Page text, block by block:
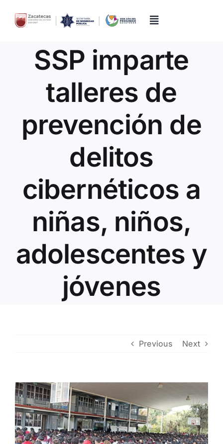
content
Toggle
Quiénes Somos
Trámites y Servicios
Transparencia
SSP imparte
talleres de
prevención de
delitos
cibernéticos a
niñas, niños,
adolescentes y
jóvenes
Previous Next
View
Larger
Image